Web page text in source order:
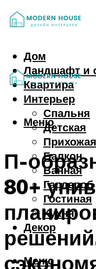
Дом
Ландшафт и
Квартира
Интерьер
Спальня
Детская
Прихожая
Балкон
Ванная
Гардероб
Гостиная
Кухня
Декор
Меню
Меню
П-
80+